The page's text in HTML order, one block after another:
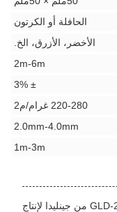
الحافلة أو الكرتون
الأخضر، الأزرق، الخ.
2m-6m
± 3%
220-280 غرام/م2
2.0mm-4.0mm
1m-3m
تم تصميم آلة الشبكة السلكية الستة الأطراف GLD-2 من جينليدا لإنتاج